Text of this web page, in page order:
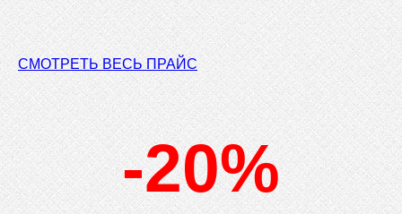
СМОТРЕТЬ ВЕСЬ ПРАЙС
-20%